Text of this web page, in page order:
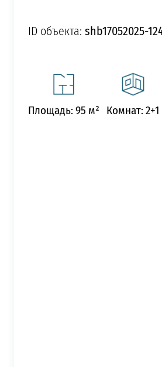
ID объекта: shb17052025-
Площадь: 95 м² Комнат: 2+1